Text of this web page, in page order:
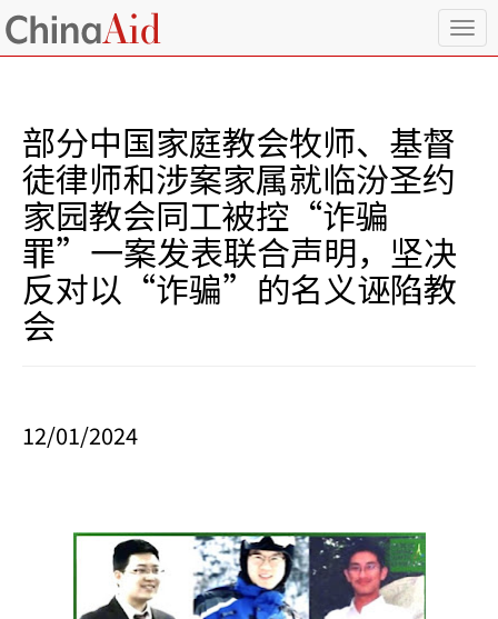
T
o
部分中国家庭教会牧师、基督
徒律师和涉案家属就临汾圣约
家园教会同工被控“诈骗
罪”一案发表联合声明，坚决
反对以“诈骗”的名义诬陷教
会
12/01/2024